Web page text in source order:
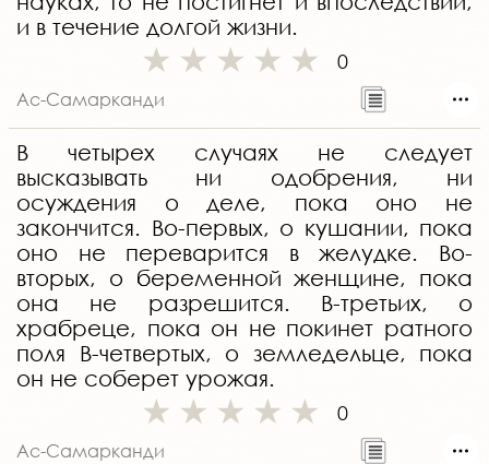
и в течение долгой жизни.
0
Ас-Самарканди
В четырех случаях не следует
высказывать ни одобрения, ни
осуждения о деле, пока оно не
закончится. Во-первых, о кушании, пока
оно не переварится в желудке. Во-
вторых, о беременной женщине, пока
она не разрешится. В-третьих, о
храбреце, пока он не покинет ратного
поля В-четвертых, о земледельце, пока
он не соберет урожая.
0
Ас-Самарканди